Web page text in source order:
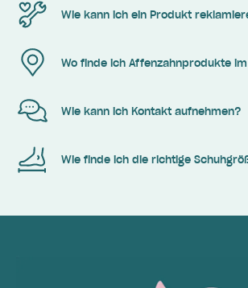
Wie kann ich ein Produkt
Wo finde ich Affenzahnprodukte
Wie kann ich Kontakt aufnehmen?
Wie finde ich die richtige